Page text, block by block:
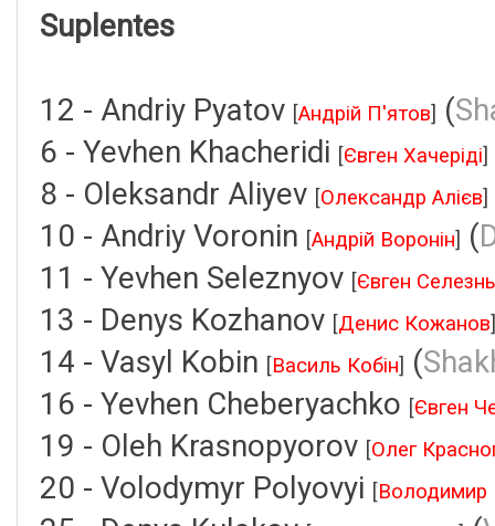
Suplentes
12 - Andriy Pyatov [Андрій П'ятов] (
6 - Yevhen Khacheridi [Євген Хачеріді]
8 - Oleksandr Aliyev [Олександр Алієв]
10 - Andriy Voronin [Андрій Воронін] (
11 - Yevhen Seleznyov [Євген
13 - Denys Kozhanov [Денис Кожанов]
14 - Vasyl Kobin [Василь Кобін] (
16 - Yevhen Cheberyachko [Євген
19 - Oleh Krasnopyorov [Олег
20 - Volodymyr Polyovyi [Володимир